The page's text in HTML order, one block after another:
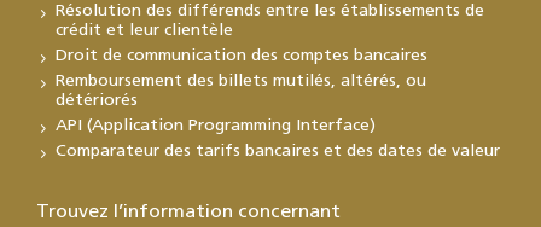
Résolution des différends entre les établissements de
crédit et leur clientèle
Droit de communication des comptes bancaires
Remboursement des billets mutilés, altérés, ou
détériorés
API (Application Programming Interface)
Comparateur des tarifs bancaires et des dates de valeur
Trouvez l’information concernant